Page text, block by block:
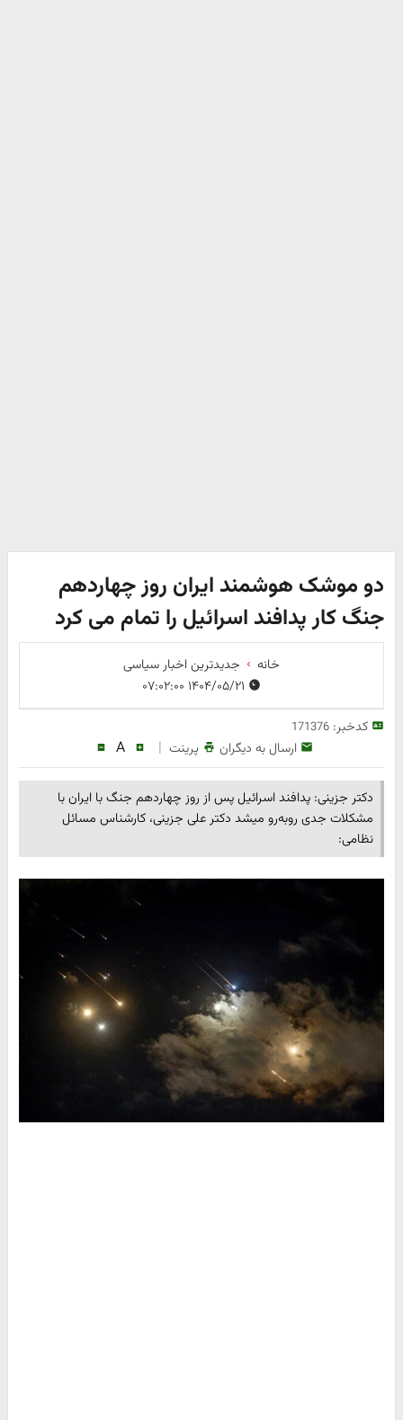
دو موشک‌ هوشمند ایران روز چهاردهم
جنگ کار پدافند اسرائیل را تمام می کرد
خانه
جدیدترین اخبار سیاسی
کدخبر:171376
ارسال به دیگران پرینت |
A
دکتر جزینی: پدافند اسرائیل پس از روز چهاردهم جنگ با ایران با
مشکلات جدی روبه‌رو میشد دکتر علی جزینی، کارشناس مسائل
نظامی: